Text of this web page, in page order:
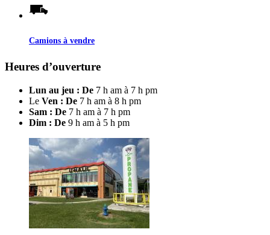
Camions à vendre
Heures d’ouverture
Lun au jeu : De 7 h am à 7 h pm
Le Ven : De 7 h am à 8 h pm
Sam : De 7 h am à 7 h pm
Dim : De 9 h am à 5 h pm